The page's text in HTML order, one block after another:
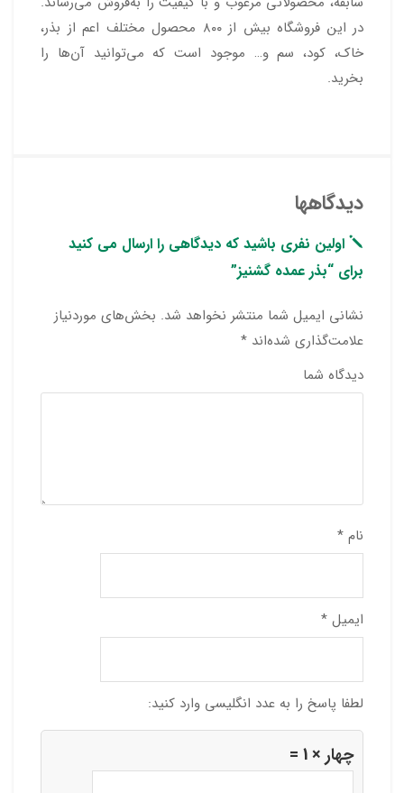
در این فروشگاه بیش از ۸۰۰ محصول مختلف اعم از بذر،
خاک، کود، سم و… موجود است که می‌توانید آن‌ها را
بخرید.
دیدگاهها
اولین نفری باشید که دیدگاهی را ارسال می کنید
برای “بذر عمده گشنیز”
نشانی ایمیل شما منتشر نخواهد شد. بخش‌های موردنیاز
علامت‌گذاری شده‌اند *
دیدگاه شما
نام *
ایمیل *
لطفا پاسخ را به عدد انگلیسی وارد کنید:
چهار × 1 =